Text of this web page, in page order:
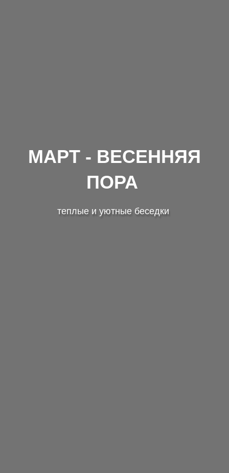
МАРТ - ВЕСЕННЯЯ
ПОРА
теплые и уютные беседки